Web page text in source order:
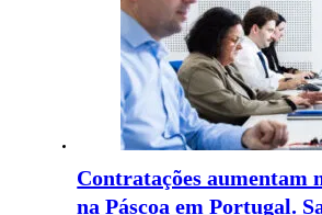
Contratações aumentam
na Páscoa em Portugal.